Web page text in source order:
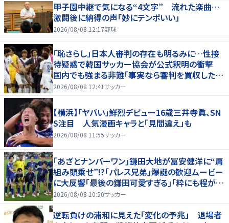
甲子園中継で気になる“4文字” 流れた楽曲…
激闘後に納得の声「妙にテンポいい」
2026/08/08 12:17野球
「恥さらし」日本人審判の存在も明るみに…性接
待疑惑で韓国サッカー協会が公式釈明の衝撃
国内でも強まる非難「事実なら審判を買収したこ
とになる」
2026/08/08 12:41サッカー
【横浜】「ヤバい」鮮烈デビュー16歳三井寺眞、SN
S注目 人気漫画キャラと「見間違え」も
2026/08/08 11:55サッカー
｢あざとナンバーワン｣鎌田大地が冨安健洋に“肩
組み頭乗せ”!?｢パレス兄弟｣爆誕の歓迎ムービー
に大反響｢最後の鎌田可愛すぎる｣｢粋にも程があ
る！」
2026/08/08 10:50サッカー
逆転負けの浦和に見えた「変化の予兆」 退場者